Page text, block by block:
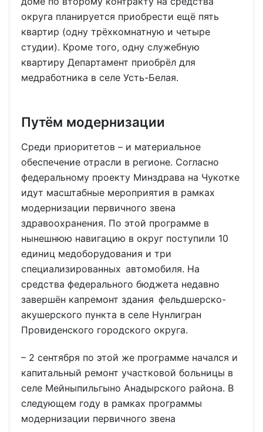
округа планируется приобрести ещё пять
квартир (одну трёхкомнатную и четыре
студии). Кроме того, одну служебную
квартиру Департамент приобрёл для
медработника в селе Усть-Белая.
Путём модернизации
Среди приоритетов – и материальное
обеспечение отрасли в регионе. Согласно
федеральному проекту Минздрава на Чукотке
идут масштабные мероприятия в рамках
модернизации первичного звена
здравоохранения. По этой программе в
нынешнюю навигацию в округ поступили 10
единиц медоборудования и три
специализированных автомобиля. На
средства федерального бюджета недавно
завершён капремонт здания фельдшерско-
акушерского пункта в селе Нунлигран
Провиденского городского округа.
– 2 сентября по этой же программе начался и
капитальный ремонт участковой больницы в
селе Мейныпильгыно Анадырского района. В
следующем году в рамках программы
модернизации первичного звена